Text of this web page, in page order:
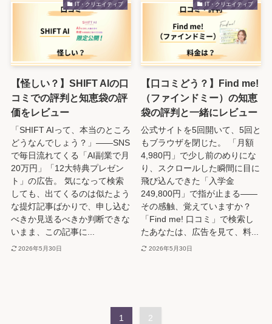
IT・クリエイティブ
【怪しい？】SHIFT AIの口
コミでの評判と知恵袋の評
価をレビュー
「SHIFT AIって、本当のところ
どうなんでしょう？」――SNS
で毎日流れてくる「AI副業で月
20万円」「12大特典プレゼン
ト」の広告。 気になって検索
しても、出てくるのは似たよう
な提灯記事ばかりで、申し込む
べきか見送るべきか判断できな
いまま、この記事に...
2026年5月30日
IT・クリエイティブ
【口コミどう？】Find me!
（ファインドミー）の知恵
袋の評判と一緒にレビュー
公式サイトを5回開いて、5回と
もブラウザを閉じた。 「月額
4,980円」で少し前のめりにな
り、スクロールした瞬間に目に
飛び込んできた「入学金
249,800円」で指が止まる——
その感触、覚えていますか？
「Find me! 口コミ」で検索し
たあなたは、広告を見て、料...
2026年5月30日
1 2